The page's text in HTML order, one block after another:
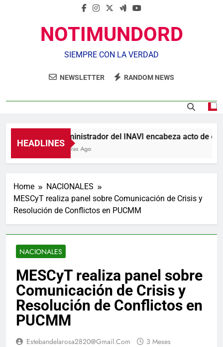
NOTIMUNDORD
SIEMPRE CON LA VERDAD
NEWSLETTER RANDOM NEWS
HEADLINES
Administrador del INAVI encabeza acto de
7 Horas Ago
Home
NACIONALES
MESCyT realiza panel sobre Comunicación de Crisis y
Resolución de Conflictos en PUCMM
NACIONALES
MESCyT realiza panel sobre
Comunicación de Crisis y
Resolución de Conflictos en
PUCMM
Estebandelarosa2820@gmail.com
3 Meses